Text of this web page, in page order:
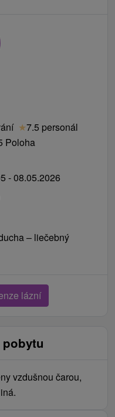
★7.5 personál
Poloha
- 08.05.2026
– liečebný
lázní
pobytu
vzdušnou čarou,